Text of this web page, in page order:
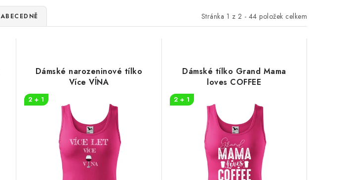
Stránka 1 z 2 - 44 položek celkem
ABECEDNĚ
Dámské narozeninové tílko
Více VÍNA
2 + 1
Dámské tílko Grand Mama
loves COFFEE
2 + 1